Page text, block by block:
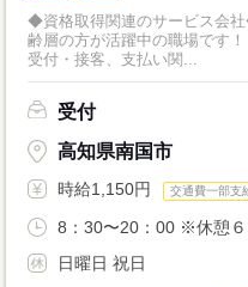
◆資格取得関連のサービス会
齢層の方が活躍中の職場です
受付・接客、支払い関...
受付
高知県南国市
時給1,150円 交通費一部支
8：30〜20：00 ※休憩６
日曜日 祝日